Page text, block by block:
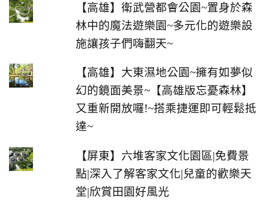
【高雄】衛武營都會公園~置身於森
林中的魔法遊樂園~多元化的遊樂設
施讓孩子們嗨翻天~
【高雄】大東濕地公園~擁有如夢似
幻的鏡面美景~【高雄版忘憂森林】
又重新開放囉!~搭乘捷運即可輕鬆抵
達~
【屏東】六堆客家文化園區|免費景
點|深入了解客家文化|兒童的歡樂天
堂|欣賞田園好風光